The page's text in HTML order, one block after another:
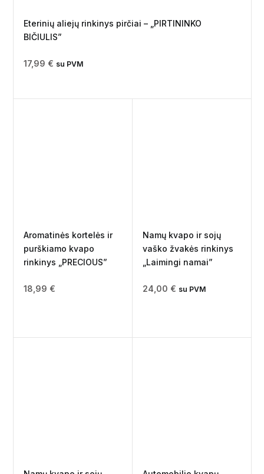
Eterinių aliejų rinkinys pirčiai – „PIRTININKO
BIČIULIS”
17,99 € su PVM
Aromatinės kortelės ir
purškiamo kvapo
rinkinys „PRECIOUS”
18,99 €
Namų kvapo ir sojų
vaško žvakės rinkinys
„Laimingi namai”
24,00 € su PVM